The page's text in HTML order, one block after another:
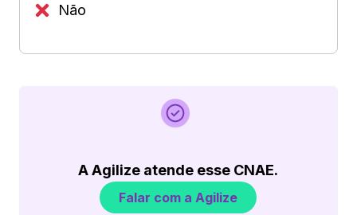
Não
A Agilize atende esse CNAE.
Falar com a Agilize